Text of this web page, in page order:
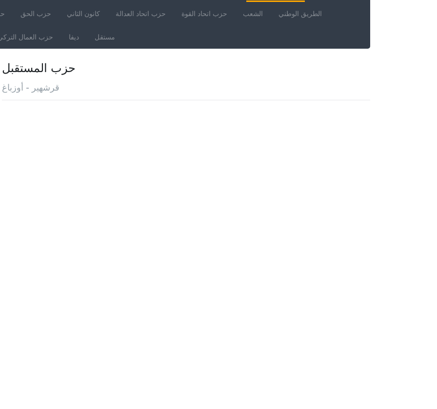
حزب الحق كانون الثاني حزب اتحاد العدالة حزب اتحاد القوة الشعب الطريق الوطني
حزب العمال ديفا مستقل
حزب المستقبل
قرشهير - أوزباغ